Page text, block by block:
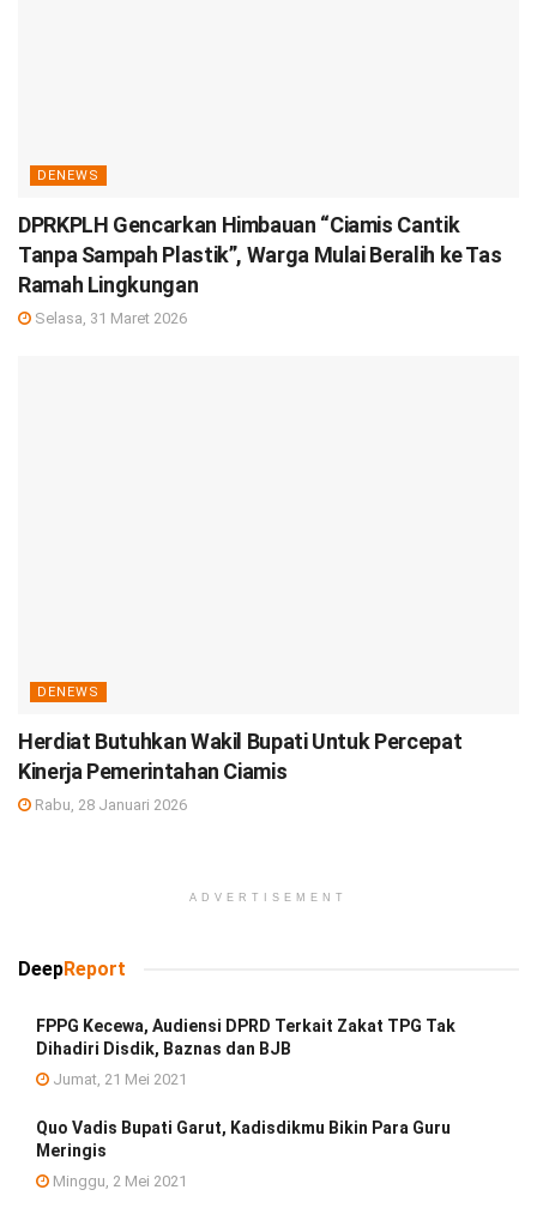
DENEWS
DPRKPLH Gencarkan Himbauan “Ciamis Cantik
Tanpa Sampah Plastik”, Warga Mulai Beralih ke Tas
Ramah Lingkungan
Selasa, 31 Maret 2026
DENEWS
Herdiat Butuhkan Wakil Bupati Untuk Percepat
Kinerja Pemerintahan Ciamis
Rabu, 28 Januari 2026
ADVERTISEMENT
DeepReport
FPPG Kecewa, Audiensi DPRD Terkait Zakat TPG Tak
Dihadiri Disdik, Baznas dan BJB
Jumat, 21 Mei 2021
Quo Vadis Bupati Garut, Kadisdikmu Bikin Para Guru
Meringis
Minggu, 2 Mei 2021